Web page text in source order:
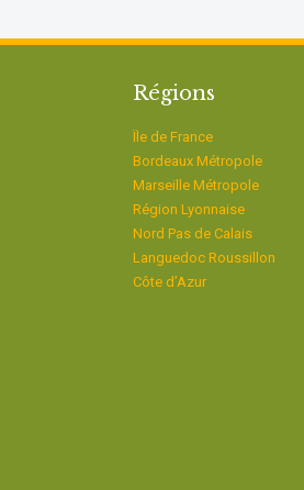
Régions
Ïle de France
Bordeaux Métropole
Marseille Métropole
Région Lyonnaise
Nord Pas de Calais
Languedoc Roussillon
Côte d’Azur